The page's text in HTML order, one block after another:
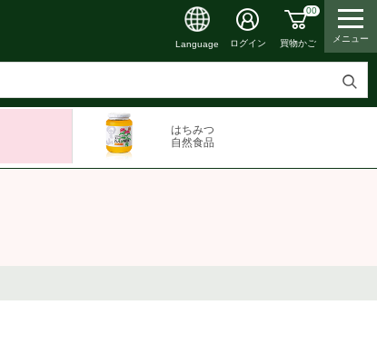
検
Language ログイン
00
買物かご メニュー
はちみつ
自然食品